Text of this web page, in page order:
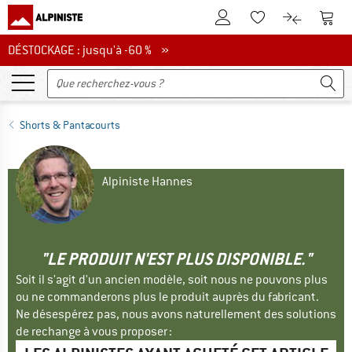
Vers le compte client
Vers la liste
Vers le
DÉSTOCKAGE : jusqu'à -60 %
DÉSTOCKAGE : jusqu'à -60 % »
Shorts & Pantacourts
Alpiniste Hannes
"LE PRODUIT N'EST PLUS DISPONIBLE."
Soit il s'agit d'un ancien modèle, soit nous ne pouvons plus
ou ne commanderons plus le produit auprès du fabricant.
Ne désespérez pas, nous avons naturellement des solutions
de rechange à vous proposer :